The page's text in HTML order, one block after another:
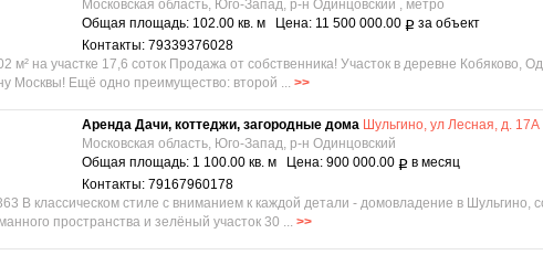
Московская область, Юго-Запад, р-н Одинцовский , метро
Общая площадь: 102.00 кв. м Цена: 11 500 000.00 Р за объект
Контакты: 79339376028
м² на участке 17,6 соток Продажа от собственника! Участок в деревне Кобяково,
Москвы! Ещё одно преимущество: второй ... >>
Аренда Дачи, коттеджи, загородные дома Шульгино, ул Лесная, д. 17А
Московская область, Юго-Запад, р-н Одинцовский
Общая площадь: 1 100.00 кв. м Цена: 900 000.00 Р в месяц
Контакты: 79167960178
В классическом стиле с вниманием к каждой детали - домовладение в
пространства и зелёный участок 30 ... >>